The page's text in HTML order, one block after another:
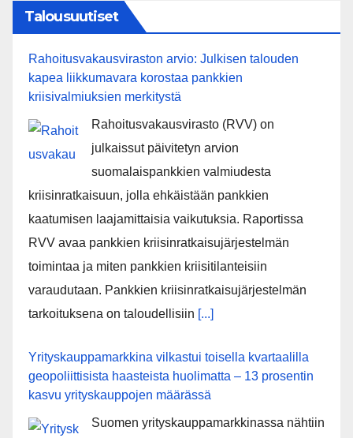
Talousuutiset
Rahoitusvakausviraston arvio: Julkisen talouden
kapea liikkumavara korostaa pankkien
kriisivalmiuksien merkitystä
Rahoitusvakausvirasto (RVV) on
julkaissut päivitetyn arvion
suomalaispankkien valmiudesta
kriisinratkaisuun, jolla ehkäistään pankkien
kaatumisen laajamittaisia vaikutuksia. Raportissa
RVV avaa pankkien kriisinratkaisujärjestelmän
toimintaa ja miten pankkien kriisitilanteisiin
varaudutaan. Pankkien kriisinratkaisujärjestelmän
tarkoituksena on taloudellisiin [...]
Yrityskauppamarkkina vilkastui toisella kvartaalilla
geopoliittisista haasteista huolimatta – 13 prosentin
kasvu yrityskauppojen määrässä
Suomen yrityskauppamarkkinassa nähtiin